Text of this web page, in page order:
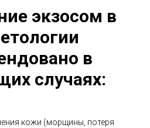
экзосом в
в
случаях:
кожи (морщины, потеря